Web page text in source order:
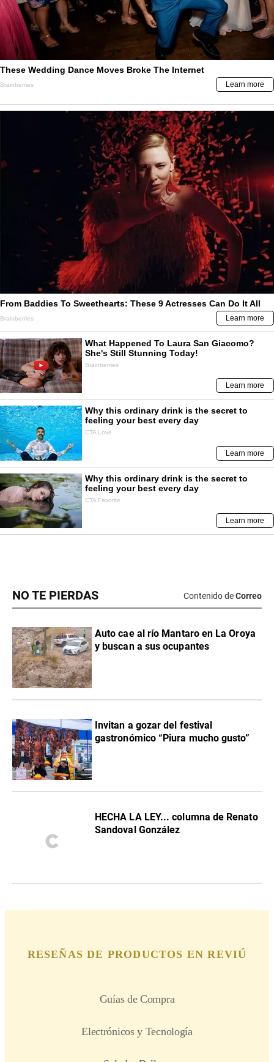
NO TE PIERDAS Contenido deCorreo
Auto cae al río Mantaro en La Oroya
y buscan a sus ocupantes
Invitan a gozar del festival
gastronómico “Piura mucho gusto”
HECHA LA LEY... columna de Renato
Sandoval González